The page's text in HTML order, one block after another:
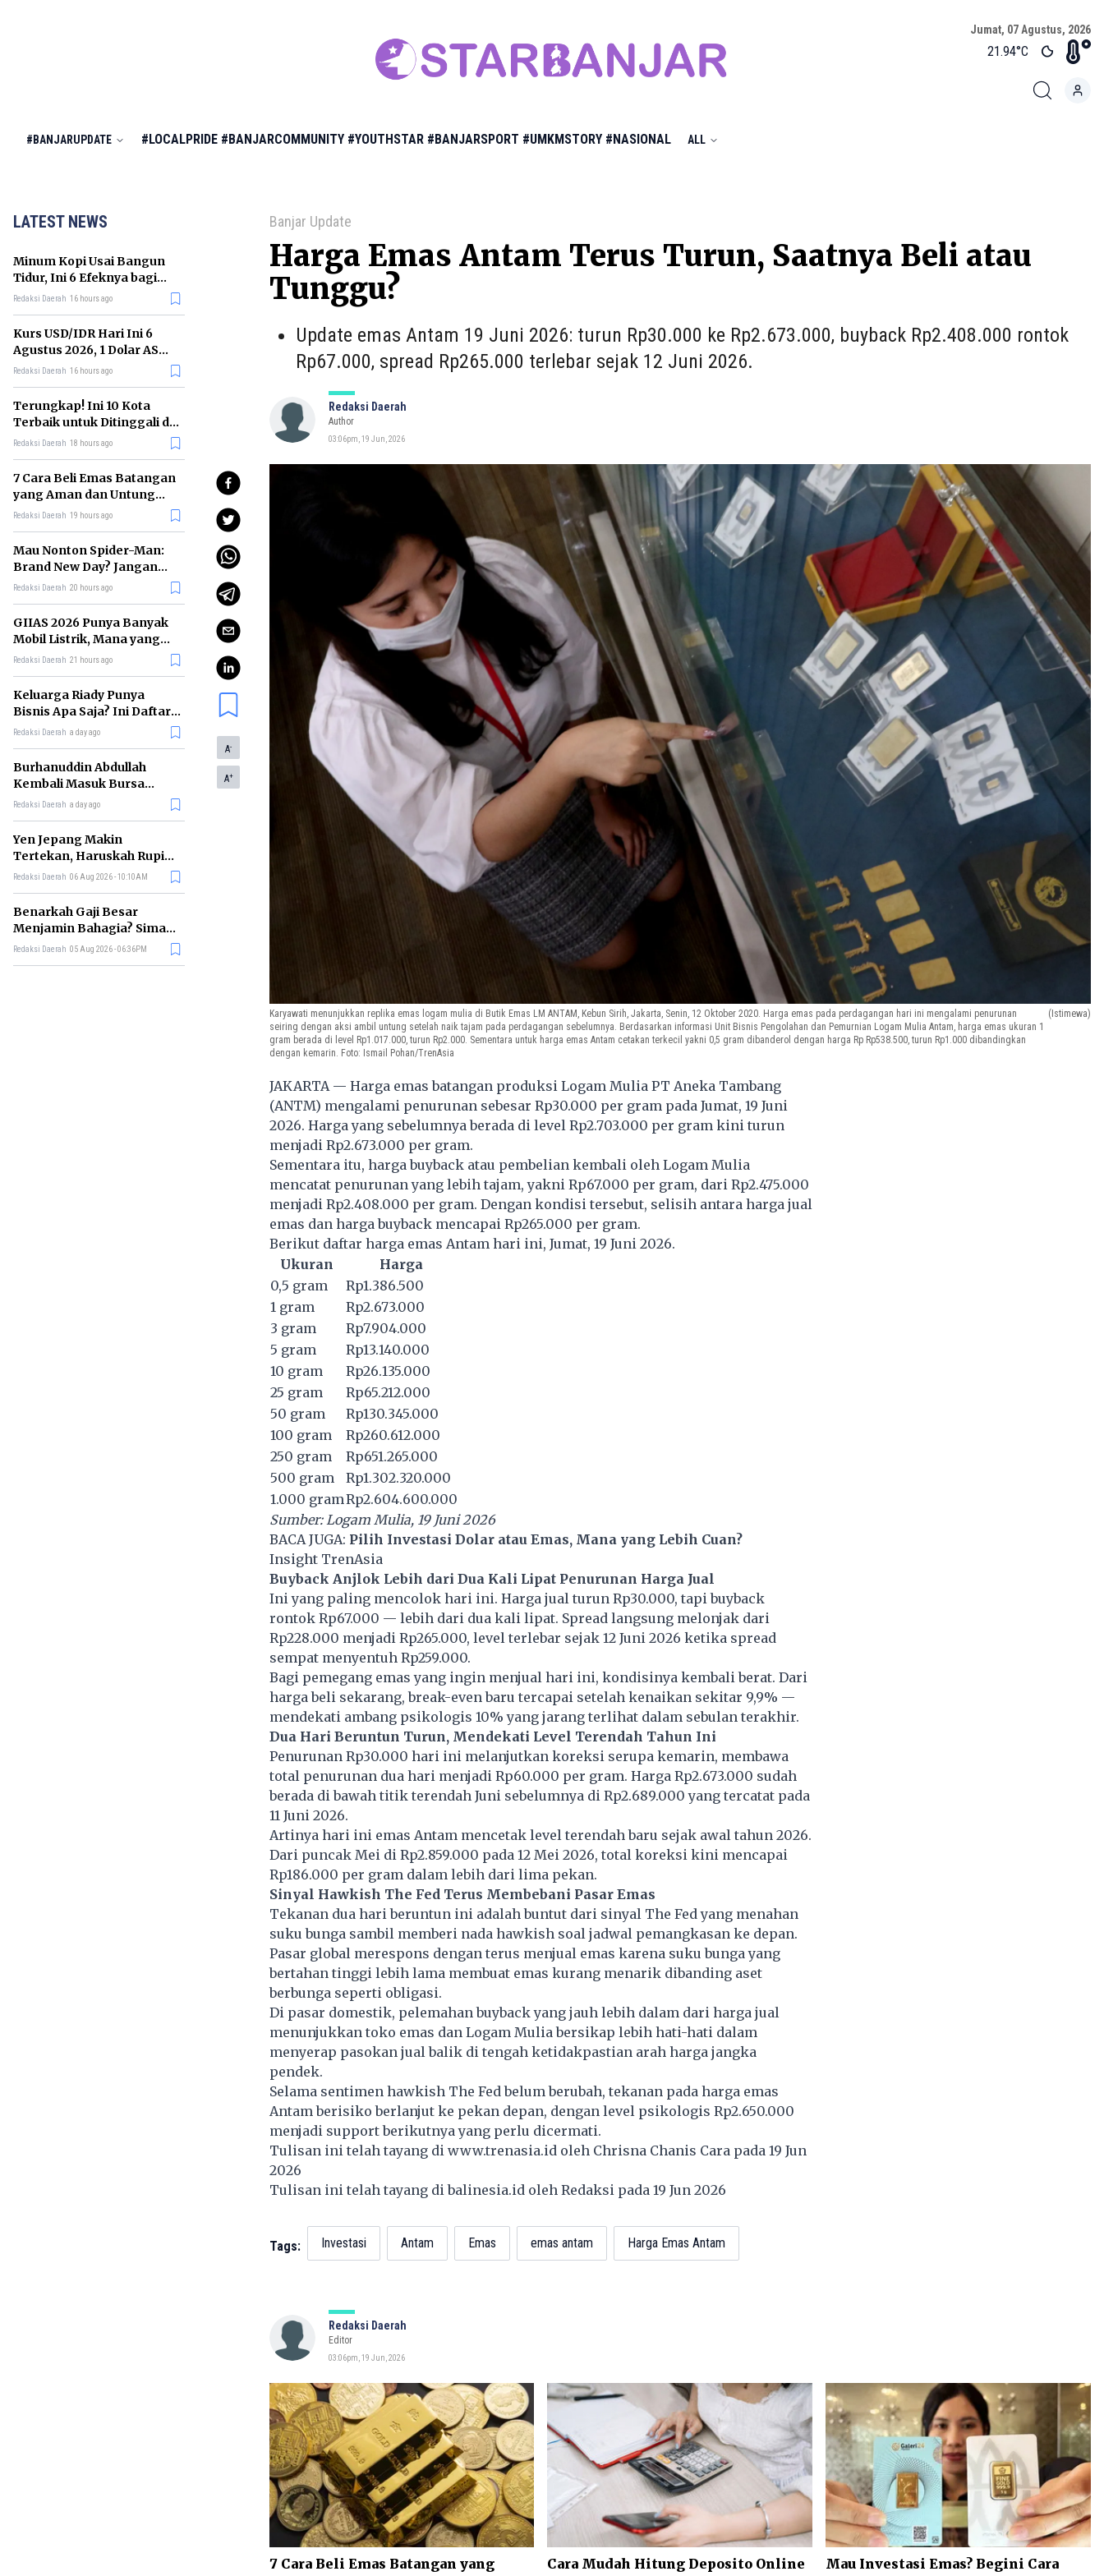
Jumat, 07 Agustus, 2026
21.94°C
#BANJARUPDATE #LOCALPRIDE #BANJARCOMMUNITY #YOUTHSTAR #BANJARSPORT #UMKMSTORY #NASIONAL ALL
LATEST NEWS
Minum Kopi Usai Bangun
Tidur, Ini 6 Efeknya bagi
Kesehatan Tubuh
Redaksi Daerah 16 hours ago
Kurs USD/IDR Hari Ini 6
Agustus 2026, 1 Dolar AS
Kini Berapa Rupiah?
Redaksi Daerah 16 hours ago
Terungkap! Ini 10 Kota
Terbaik untuk Ditinggali di
Dunia Tahun 2026
Redaksi Daerah 18 hours ago
7 Cara Beli Emas Batangan
yang Aman dan Untung
untuk Pemula
Redaksi Daerah 19 hours ago
Mau Nonton Spider-Man:
Brand New Day? Jangan
Lewatkan 6 Film Penting
Redaksi Daerah 20 hours ago
GIIAS 2026 Punya Banyak
Mobil Listrik, Mana yang
Cocok untuk Gaji Rp10 Juta?
Redaksi Daerah 21 hours ago
Keluarga Riady Punya
Bisnis Apa Saja? Ini Daftar
Kerajaan Usahanya
Redaksi Daerah a day ago
Burhanuddin Abdullah
Kembali Masuk Bursa
Gubernur BI, Ini Rekam
Redaksi Daerah a day ago
Yen Jepang Makin
Tertekan, Haruskah Rupiah
Ikut Khawatir?
Redaksi Daerah 06 Aug 2026 - 10:10AM
Benarkah Gaji Besar
Menjamin Bahagia? Simak
Penjelasan Ilmu Ekonomi
Redaksi Daerah 05 Aug 2026 - 06:36PM
Banjar Update
Harga Emas Antam Terus Turun, Saatnya Beli atau
Tunggu?
Update emas Antam 19 Juni 2026: turun Rp30.000 ke Rp2.673.000, buyback Rp2.408.000 rontok
Rp67.000, spread Rp265.000 terlebar sejak 12 Juni 2026.
Redaksi Daerah
Author
03:06pm, 19 Jun, 2026
A-
A+
Karyawati menunjukkan replika emas logam mulia di Butik Emas LM ANTAM, Kebun Sirih, Jakarta, Senin, 12 Oktober 2020. Harga emas pada perdagangan hari ini mengalami penurunan
seiring dengan aksi ambil untung setelah naik tajam pada perdagangan sebelumnya. Berdasarkan informasi Unit Bisnis Pengolahan dan Pemurnian Logam Mulia Antam, harga emas ukuran 1
gram berada di level Rp1.017.000, turun Rp2.000. Sementara untuk harga emas Antam cetakan terkecil yakni 0,5 gram dibanderol dengan harga Rp Rp538.500, turun Rp1.000 dibandingkan
dengan kemarin. Foto: Ismail Pohan/TrenAsia
(Istimewa)
JAKARTA — Harga emas batangan produksi Logam Mulia PT Aneka Tambang
(ANTM) mengalami penurunan sebesar Rp30.000 per gram pada Jumat, 19 Juni
2026. Harga yang sebelumnya berada di level Rp2.703.000 per gram kini turun
menjadi Rp2.673.000 per gram.
Sementara itu, harga buyback atau pembelian kembali oleh Logam Mulia
mencatat penurunan yang lebih tajam, yakni Rp67.000 per gram, dari Rp2.475.000
menjadi Rp2.408.000 per gram. Dengan kondisi tersebut, selisih antara harga jual
emas dan harga buyback mencapai Rp265.000 per gram.
Berikut daftar harga emas Antam hari ini, Jumat, 19 Juni 2026.
Ukuran
Harga
0,5 gram
Rp1.386.500
1 gram
Rp2.673.000
3 gram
Rp7.904.000
5 gram
Rp13.140.000
10 gram
Rp26.135.000
25 gram
Rp65.212.000
50 gram
Rp130.345.000
100 gram
Rp260.612.000
250 gram
Rp651.265.000
500 gram
Rp1.302.320.000
1.000 gramRp2.604.600.000
Sumber: Logam Mulia, 19 Juni 2026
BACA JUGA: Pilih Investasi Dolar atau Emas, Mana yang Lebih Cuan?
Insight TrenAsia
Buyback Anjlok Lebih dari Dua Kali Lipat Penurunan Harga Jual
Ini yang paling mencolok hari ini. Harga jual turun Rp30.000, tapi buyback
rontok Rp67.000 — lebih dari dua kali lipat. Spread langsung melonjak dari
Rp228.000 menjadi Rp265.000, level terlebar sejak 12 Juni 2026 ketika spread
sempat menyentuh Rp259.000.
Bagi pemegang emas yang ingin menjual hari ini, kondisinya kembali berat. Dari
harga beli sekarang, break-even baru tercapai setelah kenaikan sekitar 9,9% —
mendekati ambang psikologis 10% yang jarang terlihat dalam sebulan terakhir.
Dua Hari Beruntun Turun, Mendekati Level Terendah Tahun Ini
Penurunan Rp30.000 hari ini melanjutkan koreksi serupa kemarin, membawa
total penurunan dua hari menjadi Rp60.000 per gram. Harga Rp2.673.000 sudah
berada di bawah titik terendah Juni sebelumnya di Rp2.689.000 yang tercatat pada
11 Juni 2026.
Artinya hari ini emas Antam mencetak level terendah baru sejak awal tahun 2026.
Dari puncak Mei di Rp2.859.000 pada 12 Mei 2026, total koreksi kini mencapai
Rp186.000 per gram dalam lebih dari lima pekan.
Sinyal Hawkish The Fed Terus Membebani Pasar Emas
Tekanan dua hari beruntun ini adalah buntut dari sinyal The Fed yang menahan
suku bunga sambil memberi nada hawkish soal jadwal pemangkasan ke depan.
Pasar global merespons dengan terus menjual emas karena suku bunga yang
bertahan tinggi lebih lama membuat emas kurang menarik dibanding aset
berbunga seperti obligasi.
Di pasar domestik, pelemahan buyback yang jauh lebih dalam dari harga jual
menunjukkan toko emas dan Logam Mulia bersikap lebih hati-hati dalam
menyerap pasokan jual balik di tengah ketidakpastian arah harga jangka
pendek.
Selama sentimen hawkish The Fed belum berubah, tekanan pada harga emas
Antam berisiko berlanjut ke pekan depan, dengan level psikologis Rp2.650.000
menjadi support berikutnya yang perlu dicermati.
Tulisan ini telah tayang di www.trenasia.id oleh Chrisna Chanis Cara pada 19 Jun
2026
Tulisan ini telah tayang dibalinesia.id oleh Redaksi pada 19 Jun 2026
Tags: Investasi Antam Emas emas antam Harga Emas Antam
Redaksi Daerah
Editor
03:06pm, 19 Jun, 2026
7 Cara Beli Emas Batangan yang
Cara Mudah Hitung Deposito Online
Mau Investasi Emas? Begini Cara